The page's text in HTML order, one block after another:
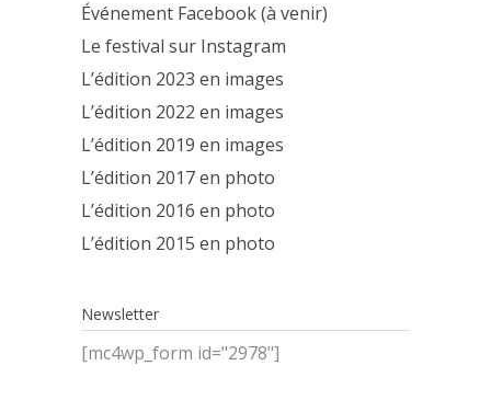
Événement Facebook (à venir)
Le festival sur Instagram
L’édition 2023 en images
L’édition 2022 en images
L’édition 2019 en images
L’édition 2017 en photo
L’édition 2016 en photo
L’édition 2015 en photo
Newsletter
[mc4wp_form id="2978"]